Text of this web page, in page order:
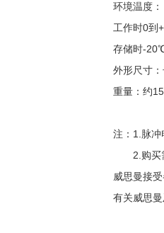
环境温度：
工作时0到
存储时-
外形尺寸
重量：约
注：1.脉冲
2.购买需
威思曼接
有关威思